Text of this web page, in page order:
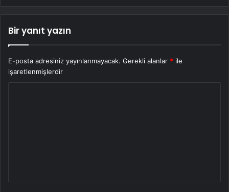
Bir yanıt yazın
E-posta adresiniz yayınlanmayacak. Gerekli alanlar * ile
işaretlenmişlerdir